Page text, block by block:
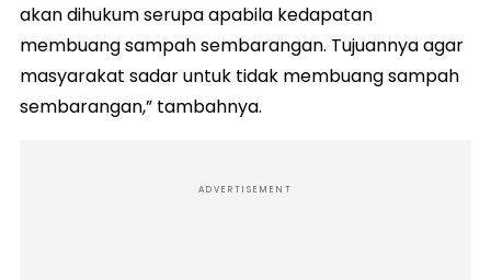
akan dihukum serupa apabila kedapatan
membuang sampah sembarangan. Tujuannya agar
masyarakat sadar untuk tidak membuang sampah
sembarangan,” tambahnya.
ADVERTISEMENT